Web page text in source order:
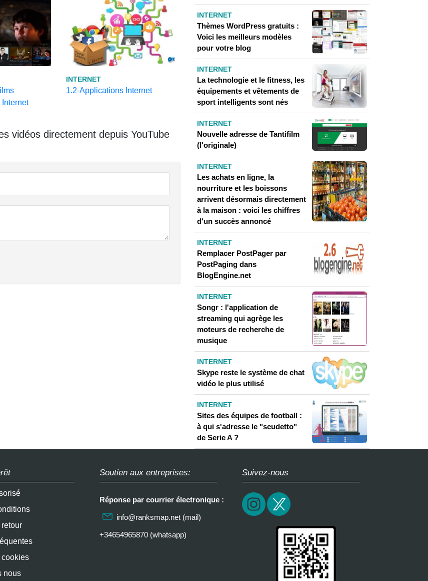
INTERNET
1.2-Applications Internet
vidéos directement depuis YouTube
INTERNET
Thèmes WordPress gratuits :
Voici les meilleurs modèles
pour votre blog
INTERNET
La technologie et le fitness, les
équipements et vêtements de
sport intelligents sont nés
INTERNET
Nouvelle adresse de Tantifilm
(l'originale)
INTERNET
Les achats en ligne, la
nourriture et les boissons
arrivent désormais directement
à la maison : voici les chiffres
d'un succès annoncé
INTERNET
Remplacer PostPager par
PostPaging dans
BlogEngine.net
INTERNET
Songr : l'application de
streaming qui agrège les
moteurs de recherche de
musique
INTERNET
Skype reste le système de chat
vidéo le plus utilisé
INTERNET
Sites des équipes de football :
à qui s'adresse le "scudetto"
de Serie A ?
cookies
nous
Soutien aux entreprises:
Réponse par courrier électronique :
info@ranksmap.net (mail)
+34654965870 (whatsapp)
Suivez-nous